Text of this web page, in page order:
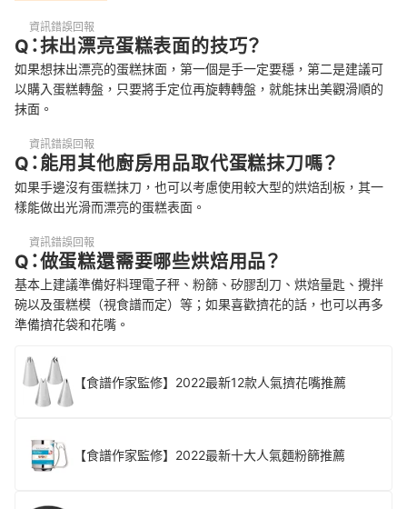
資訊錯誤回報
Q：抹出漂亮蛋糕表面的技巧？
如果想抹出漂亮的蛋糕抹面，第一個是手一定要穩，第二是建議可
以購入蛋糕轉盤，只要將手定位再旋轉轉盤，就能抹出美觀滑順的
抹面。
資訊錯誤回報
Q：能用其他廚房用品取代蛋糕抹刀嗎？
如果手邊沒有蛋糕抹刀，也可以考慮使用較大型的烘焙刮板，其一
樣能做出光滑而漂亮的蛋糕表面。
資訊錯誤回報
Q：做蛋糕還需要哪些烘焙用品？
基本上建議準備好料理電子秤、粉篩、矽膠刮刀、烘焙量匙、攪拌
碗以及蛋糕模（視食譜而定）等；如果喜歡擠花的話，也可以再多
準備擠花袋和花嘴。
【食譜作家監修】2022最新12款人氣擠花嘴推薦
【食譜作家監修】2022最新十大人氣麵粉篩推薦